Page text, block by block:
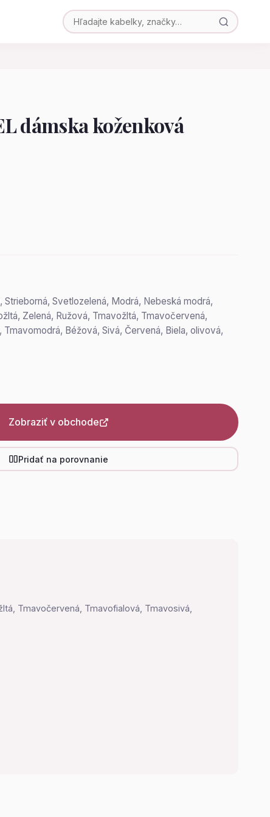
dámska koženková
Strieborná, Svetlozelená, Modrá, Nebeská modrá,
Zelená, Ružová, Tmavožltá, Tmavočervená,
Béžová, Sivá, Červená, Biela, olivová,
Zobraziť v obchode
Pridať na porovnanie
Tmavočervená, Tmavofialová, Tmavosivá,